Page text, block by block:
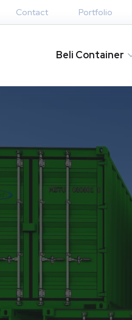
Contact Portfolio
Beli Container